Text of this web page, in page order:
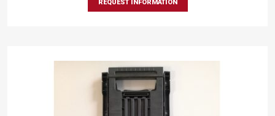
REQUEST INFORMATION